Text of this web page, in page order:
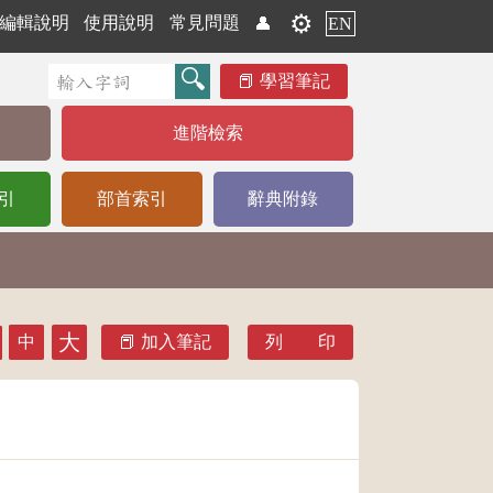
輯說明 使用說明 常見問題 👤 ⚙️ EN
學習筆記
進階檢索
部首索引 辭典附錄
中 大 加入筆記 列 印